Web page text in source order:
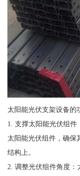
太阳能光伏支架设备的
1. 支撑太阳能光伏组
太阳能光伏组件，确保
结构上。
2. 调整光伏组件角度